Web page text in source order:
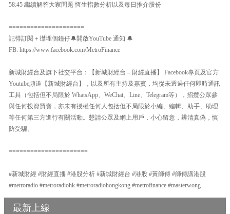
58:45 繼續解答大家問題 恆生指數分析以及每日推介股份
=====================
記得訂閱＋㩒埋個鐘仔🔔開啟YouTube 通知 🔔
FB: https://www.facebook.com/MetroFinance
新城財經台及旗下社交平台：【新城財經台 – 財經直播】 Facebook專頁及官方
Youtube頻道【新城財經台】，以及所有主持及嘉賓，均從未透過任何即時通訊
工具（包括但不局限於 WhatsApp、WeChat、Line、Telegram等），招攬公眾參
與任何投資買賣，亦未有授權任何人包括但不局限於小編、編輯、助手、助理
等任何第三方進行有關活動。懇請公眾及網上用戶，小心留意，辨清真偽，慎
防受騙。
======================
#新城財經 #財經直播 #港股分析 #新城財經台 #港股 #黃師傅 #師傅講港股
#metroradio #metroradiohk #metroradiohongkong #metrofinance #masterwong
最新上線